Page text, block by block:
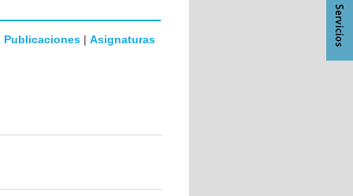
Publicaciones | Asignaturas